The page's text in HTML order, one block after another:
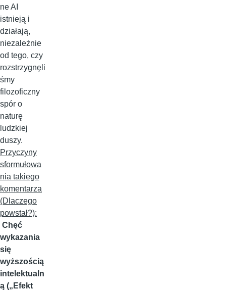
ne AI
istnieją i
działają,
niezależnie
od tego, czy
rozstrzygnęli
śmy
filozoficzny
spór o
naturę
ludzkiej
duszy.
Przyczyny
sformułowa
nia takiego
komentarza
(Dlaczego
powstał?):
Chęć
wykazania
się
wyższością
intelektualn
ą („Efekt